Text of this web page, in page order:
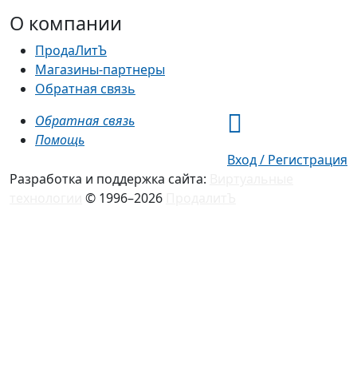
О компании
ПродаЛитЪ
Магазины-партнеры
Обратная связь
Обратная связь
Помощь
Вход / Регистрация
Разработка и поддержка сайта:
© 1996–2026